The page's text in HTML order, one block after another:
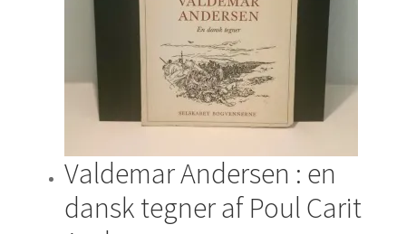
Valdemar Andersen : en
dansk tegner af Poul Carit